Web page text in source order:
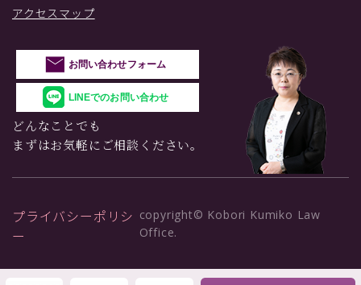
アクセスマップ
お問い合わせフォーム
LINEでのお問い合わせ
どんなことでも
まずはお気軽にご相談ください。
プライバシーポリシ
ー
copyright© Kobori Kumiko Law
Office.